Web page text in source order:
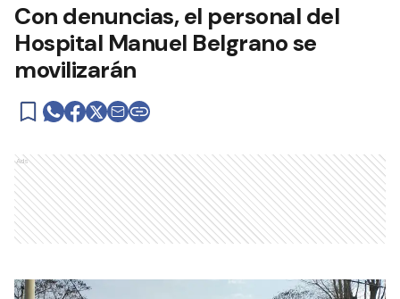
Con denuncias, el personal del
Hospital Manuel Belgrano se
movilizarán
Ads